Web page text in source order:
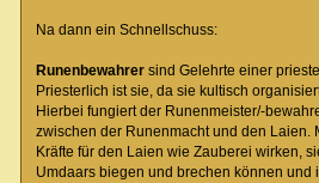
Na dann ein Schnellschuss:
Runenbewahrersind Gelehrte einer
Priesterlich ist sie, da sie kultisch
Hierbei fungiert der Runenmeister/-
zwischen der Runenmacht und den Laien.
Kräfte für den Laien wie Zauberei wirken,
Umdaars biegen und brechen können und